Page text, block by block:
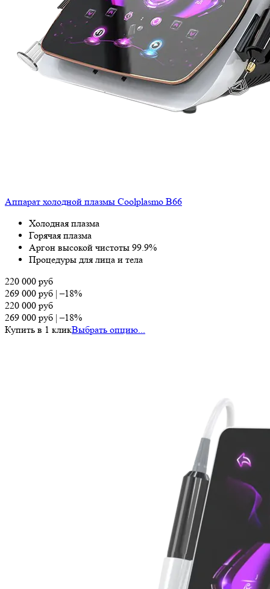
Аппарат холодной плазмы Coolplasmo B66
Холодная плазма
Горячая плазма
Аргон высокой чистоты 99.9%
Процедуры для лица и тела
220 000 руб
269 000 руб |–18%
220 000 руб
269 000 руб |–18%
Купить в 1 кликВыбрать опцию...